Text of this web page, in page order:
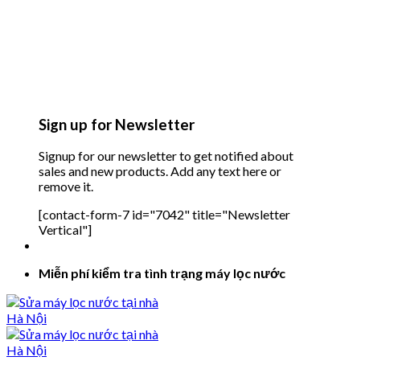
Sign up for Newsletter
Signup for our newsletter to get notified about
sales and new products. Add any text here or
remove it.
[contact-form-7 id="7042" title="Newsletter
Vertical"]
Miễn phí kiểm tra tình trạng máy lọc nước